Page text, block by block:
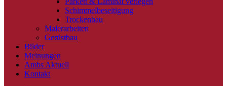
Schimmelbeseitigung
Trockenbau
Malerarbeiten
Gerüstbau
Bilder
Meinungen
Ambs Aktuell
Kontakt